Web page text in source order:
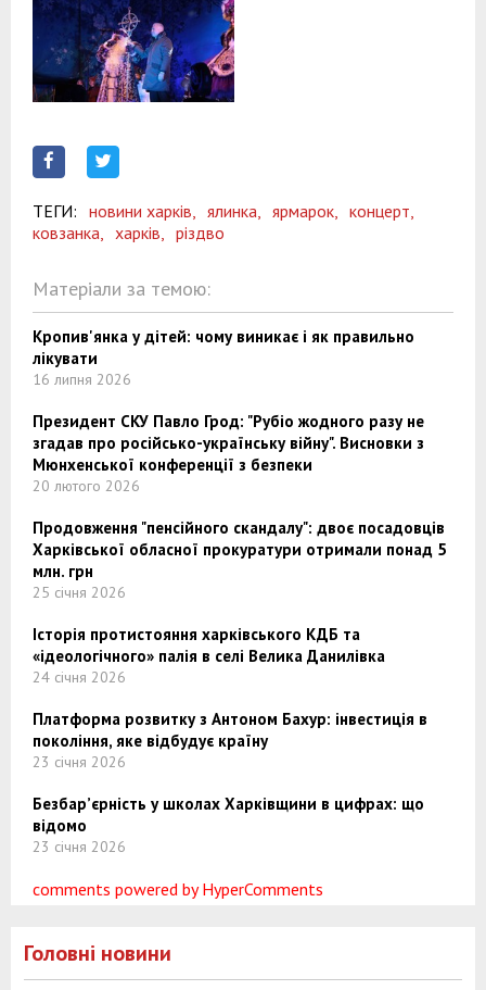
ТЕГИ: новини харків, ялинка, ярмарок,
концерт,
ковзанка,
харків, різдво
Матеріали за темою:
Кропив'янка у дітей: чому виникає і як правильно
лікувати
16 липня 2026
Президент СКУ Павло Грод: "Рубіо жодного разу не
згадав про російсько-українську війну". Висновки з
Мюнхенської конференції з безпеки
20 лютого 2026
Продовження "пенсійного скандалу": двоє посадовців
Харківської обласної прокуратури отримали понад 5
млн. грн
25 січня 2026
Історія протистояння харківського КДБ та
«ідеологічного» палія в селі Велика Данилівка
24 січня 2026
Платформа розвитку з Антоном Бахур: інвестиція в
покоління, яке відбудує країну
23 січня 2026
Безбар’єрність у школах Харківщини в цифрах: що
відомо
23 січня 2026
comments powered by HyperComments
Головні новини